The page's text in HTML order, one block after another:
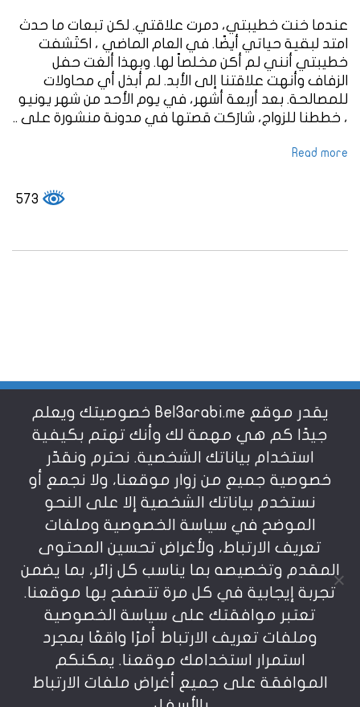
عندما خنت خطيبتي، دمرت علاقتي. لكن تبعات ما حدث
امتد لبقية حياتي أيضًا. في العام الماضي ، اكتَشفت
خطيبتي أنني لم أكن مخلصاً لها. وبهذا ألغت حفل
الزفاف وأنهت علاقتنا إلى الأبد. لم أبذل أي محاولات
للمصالحة. بعد أربعة أشهر، في يوم الأحد من شهر يونيو
، خططنا للزواج، شارَكت قصتها في مدونة منشورة على ..
Read more
شروط الاستخدام
سياسة الخصوصية
عن بالعربي
يمنع نسخ أو إعادة استخدام المواد المنشورة على
موقعنا تحت طائلة المسؤولية، إن أي استخدام أو إعادة
نشر أو إجتزاء بدون اذن خطي مسبق يعد انتهاكاُ لشروط
يقدر موقع Bel3arabi.me خصوصيتك ويعلم
جيدًا كم هي مهمة لك وأنك تهتم بكيفية
استخدام بياناتك الشخصية. نحترم ونقدّر
خصوصية جميع من زوار موقعنا، ولا نجمع أو
نستخدم بياناتك الشخصية إلا على النحو
الموضح في سياسة الخصوصية وملفات
تعريف الارتباط، ولأغراض تحسين المحتوى
المقدم وتخصيصه بما يناسب كل زائر، بما يضمن
تجربة إيجابية في كل مرة تتصفح بها موقعنا.
تعتبر موافقتك على سياسة الخصوصية
وملفات تعريف الارتباط أمرًا واقعًا بمجرد
استمرار استخدامك موقعنا. يمكنكم
الموافقة على جميع أغراض ملفات الارتباط